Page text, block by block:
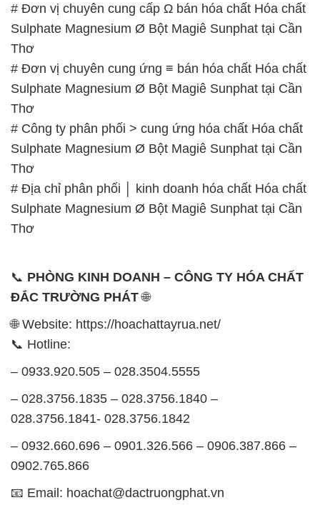
# Đơn vị chuyên cung cấp Ω bán hóa chất Hóa chất
Sulphate Magnesium Ø Bột Magiê Sunphat tại Cần
Thơ
# Đơn vị chuyên cung ứng ≡ bán hóa chất Hóa chất
Sulphate Magnesium Ø Bột Magiê Sunphat tại Cần
Thơ
# Công ty phân phối > cung ứng hóa chất Hóa chất
Sulphate Magnesium Ø Bột Magiê Sunphat tại Cần
Thơ
# Địa chỉ phân phối │ kinh doanh hóa chất Hóa chất
Sulphate Magnesium Ø Bột Magiê Sunphat tại Cần
Thơ
📞 PHÒNG KINH DOANH – CÔNG TY HÓA CHẤT
ĐẮC TRƯỜNG PHÁT🌐
🌐 Website: https://hoachattayrua.net/
📞 Hotline:
– 0933.920.505 – 028.3504.5555
– 028.3756.1835 – 028.3756.1840 –
028.3756.1841- 028.3756.1842
– 0932.660.696 – 0901.326.566 – 0906.387.866 –
0902.765.866
📧 Email: hoachat@dactruongphat.vn